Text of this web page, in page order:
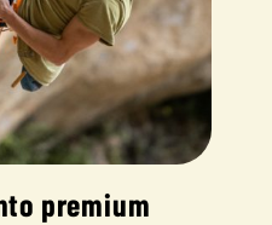
premium